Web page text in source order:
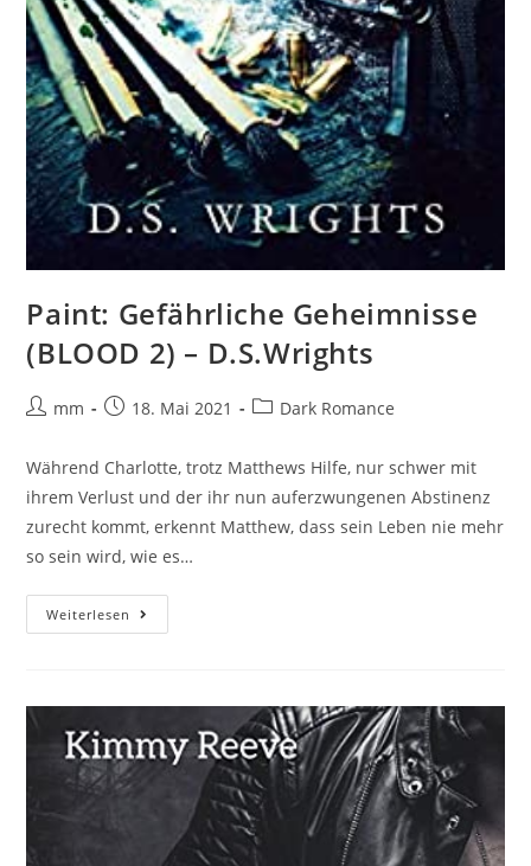
Paint: Gefährliche Geheimnisse
(BLOOD 2) – D.S.Wrights
mm 18. Mai 2021 Dark Romance
Während Charlotte, trotz Matthews Hilfe, nur schwer mit
ihrem Verlust und der ihr nun auferzwungenen Abstinenz
zurecht kommt, erkennt Matthew, dass sein Leben nie mehr
so sein wird, wie es…
Weiterlesen